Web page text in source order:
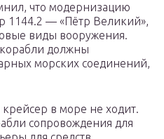
что модернизацию
1144.2 — «Пётр Великий»,
виды вооружения.
должны
морских соединений,
в море не ходит.
сопровождения для